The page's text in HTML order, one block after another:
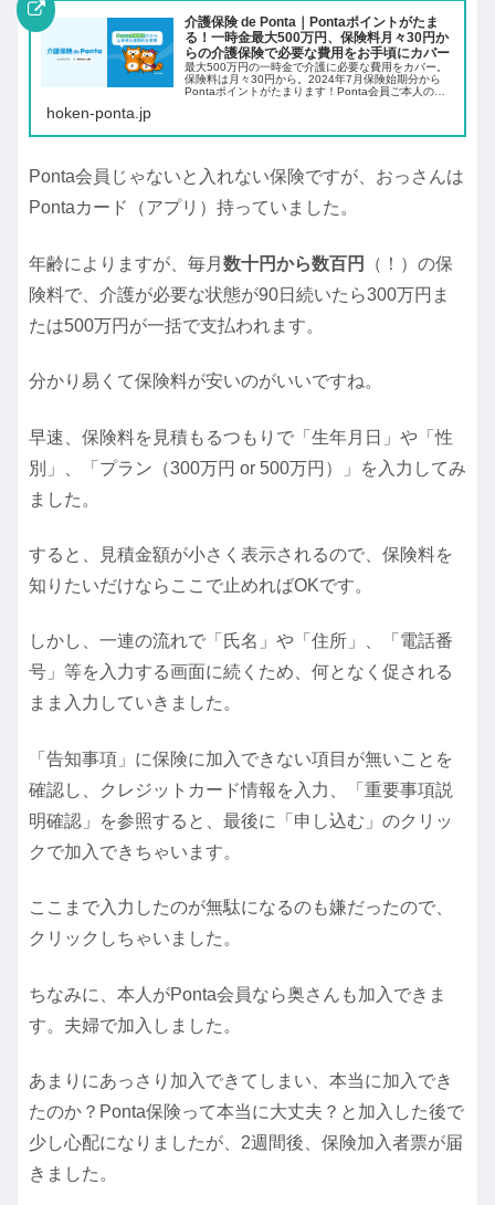
介護保険 de Ponta｜Pontaポイントがたま
る！一時金最大500万円、保険料月々30円か
らの介護保険で必要な費用をお手頃にカバー
最大500万円の一時金で介護に必要な費用をカバー。
保険料は月々30円から。2024年7月保険始期分から
Pontaポイントがたまります！Ponta会員ご本人のほ
hoken-ponta.jp
Ponta会員じゃないと入れない保険ですが、おっさんは
Pontaカード（アプリ）持っていました。
年齢によりますが、毎月 数十円から数百円
（！）の保
険料で、介護が必要な状態が90日続いたら300万円ま
たは500万円が一括で支払われます。
分かり易くて保険料が安いのがいいですね。
早速、保険料を見積もるつもりで「生年月日」や「性
別」、「プラン（300万円 or 500万円）」を入力してみ
ました。
すると、見積金額が小さく表示されるので、保険料を
知りたいだけならここで止めればOKです。
しかし、一連の流れで「氏名」や「住所」、「電話番
号」等を入力する画面に続くため、何となく促される
まま入力していきました。
「告知事項」に保険に加入できない項目が無いことを
確認し、クレジットカード情報を入力、「重要事項説
明確認」を参照すると、最後に「申し込む」のクリッ
クで加入できちゃいます。
ここまで入力したのが無駄になるのも嫌だったので、
クリックしちゃいました。
ちなみに、本人がPonta会員なら奥さんも加入できま
す。夫婦で加入しました。
あまりにあっさり加入できてしまい、本当に加入でき
たのか？Ponta保険って本当に大丈夫？と加入した後で
少し心配になりましたが、2週間後、保険加入者票が届
きました。